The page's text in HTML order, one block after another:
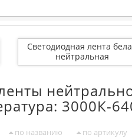
Светодиодная лента
нейтральная
3000К-
по названию по артикулу